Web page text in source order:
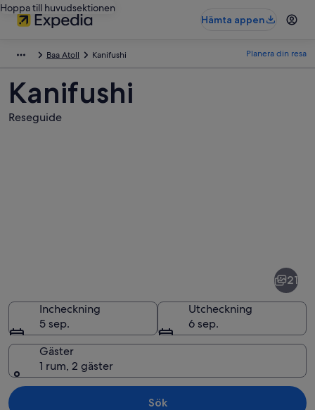
Hoppa till huvudsektionen
Hämta appen
Baa Atoll Kanifushi Planera din resa
Kanifushi
Reseguide
En vy från ovan av ett långt,
21
Incheckning
5 sep.
Utcheckning
6 sep.
Gäster
1 rum, 2 gäster
Sök